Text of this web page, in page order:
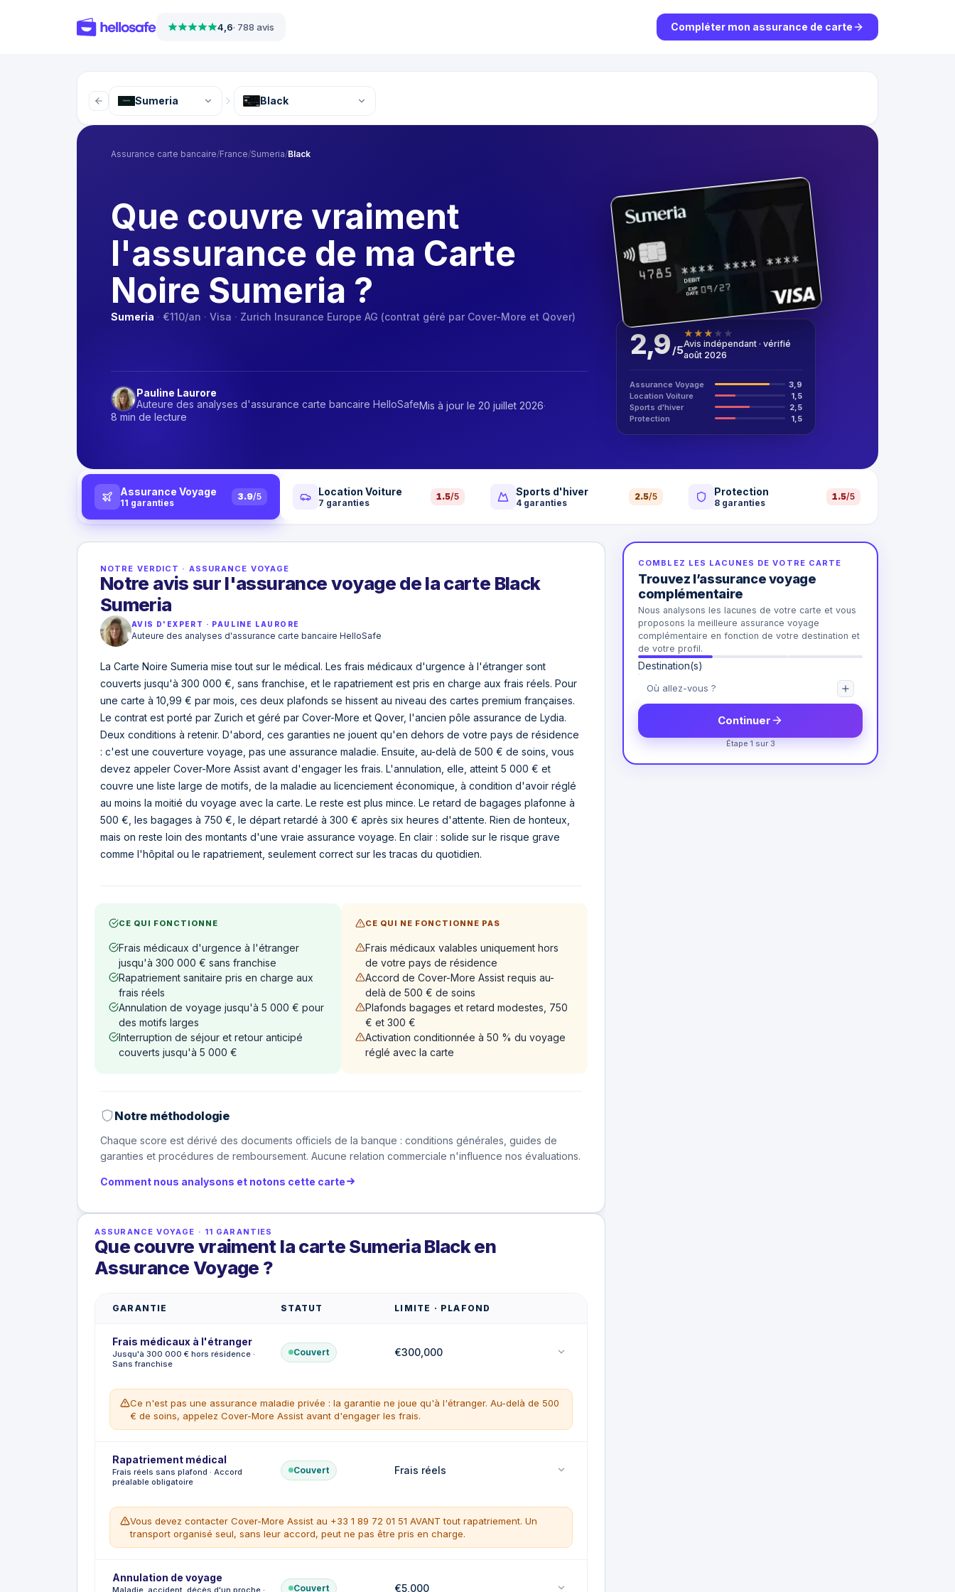
4,6· 788 avis Compléter mon assurance de carte
Sumeria Black
Assurance carte bancaire/France/Sumeria/Black
Que couvre vraiment
l'assurance de ma Carte
Noire Sumeria ?
Sumeria · €110/an · Visa · Zurich Insurance Europe AG (contrat géré par Cover-More et Qover)
Pauline Laurore
Auteure des analyses d'assurance carte bancaire HelloSafeMis à jour le 20 juillet 2026·
8 min de lecture
2,9 /5
★★★ ★ ★
Avis indépendant · vérifié
août 2026
Assurance Voyage
3,9
Location Voiture
1,5
Sports d'hiver
2,5
Protection
1,5
Assurance Voyage
11 garanties
3.9/5 Location Voiture
7 garanties
1.5/5 Sports d'hiver
4 garanties
2.5/5 Protection
8 garanties
1.5/5
NOTRE VERDICT · ASSURANCE VOYAGE
Notre avis sur l'assurance voyage de la carte Black
Sumeria
AVIS D'EXPERT · PAULINE LAURORE
Auteure des analyses d'assurance carte bancaire HelloSafe
La Carte Noire Sumeria mise tout sur le médical. Les frais médicaux d'urgence à l'étranger sont
couverts jusqu'à 300 000 €, sans franchise, et le rapatriement est pris en charge aux frais réels. Pour
une carte à 10,99 € par mois, ces deux plafonds se hissent au niveau des cartes premium françaises.
Le contrat est porté par Zurich et géré par Cover-More et Qover, l'ancien pôle assurance de Lydia.
Deux conditions à retenir. D'abord, ces garanties ne jouent qu'en dehors de votre pays de résidence
: c'est une couverture voyage, pas une assurance maladie. Ensuite, au-delà de 500 € de soins, vous
devez appeler Cover-More Assist avant d'engager les frais. L'annulation, elle, atteint 5 000 € et
couvre une liste large de motifs, de la maladie au licenciement économique, à condition d'avoir réglé
au moins la moitié du voyage avec la carte. Le reste est plus mince. Le retard de bagages plafonne à
500 €, les bagages à 750 €, le départ retardé à 300 € après six heures d'attente. Rien de honteux,
mais on reste loin des montants d'une vraie assurance voyage. En clair : solide sur le risque grave
comme l'hôpital ou le rapatriement, seulement correct sur les tracas du quotidien.
CE QUI FONCTIONNE
Frais médicaux d'urgence à l'étranger
jusqu'à 300 000 € sans franchise
Rapatriement sanitaire pris en charge aux
frais réels
Annulation de voyage jusqu'à 5 000 € pour
des motifs larges
Interruption de séjour et retour anticipé
couverts jusqu'à 5 000 €
CE QUI NE FONCTIONNE PAS
Frais médicaux valables uniquement hors
de votre pays de résidence
Accord de Cover-More Assist requis au-
delà de 500 € de soins
Plafonds bagages et retard modestes, 750
€ et 300 €
Activation conditionnée à 50 % du voyage
réglé avec la carte
Notre méthodologie
Chaque score est dérivé des documents officiels de la banque : conditions générales, guides de
garanties et procédures de remboursement. Aucune relation commerciale n'influence nos évaluations.
Comment nous analysons et notons cette carte
ASSURANCE VOYAGE · 11 GARANTIES
Que couvre vraiment la carte Sumeria Black en
Assurance Voyage ?
GARANTIE STATUT LIMITE · PLAFOND
Frais médicaux à l'étranger
Jusqu'à 300 000 € hors résidence ·
Sans franchise
Couvert €300,000
Ce n'est pas une assurance maladie privée : la garantie ne joue qu'à l'étranger. Au-delà de 500
€ de soins, appelez Cover-More Assist avant d'engager les frais.
CE QUI EST COUVERT
Frais d'hospitalisation et soins médicaux d'urgence à l'étranger
Frais de transport vers l'hôpital adapté le plus proche
CE QUI N'EST PAS COUVERT
Soins planifiés ou pathologies préexistantes.
Soins reçus dans votre pays de résidence.
Rapatriement médical
Frais réels sans plafond · Accord
préalable obligatoire
Couvert Frais réels
Vous devez contacter Cover-More Assist au +33 1 89 72 01 51 AVANT tout rapatriement. Un
transport organisé seul, sans leur accord, peut ne pas être pris en charge.
CE QUI EST COUVERT
Annulation de voyage
Maladie, accident, décès d'un proche ·
Couvert €5,000
COMBLEZ LES LACUNES DE VOTRE CARTE
Trouvez l’assurance voyage
complémentaire
Nous analysons les lacunes de votre carte et vous
proposons la meilleure assurance voyage
complémentaire en fonction de votre destination et
de votre profil.
Destination(s)
Continuer
Étape 1 sur 3